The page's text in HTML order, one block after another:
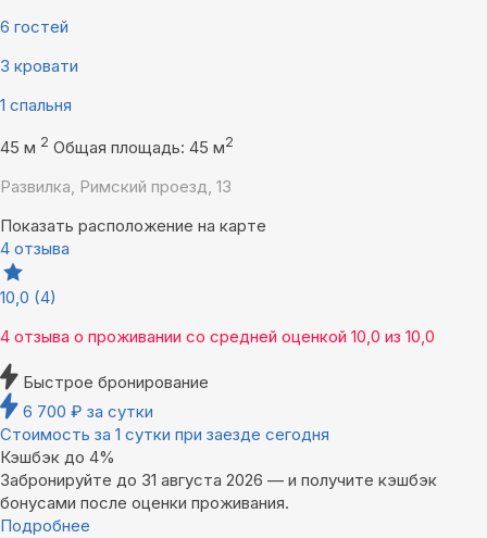
6 гостей
3 кровати
1 спальня
45 м 2 Общая площадь: 45 м2
Развилка, Римский проезд, 13
Показать расположение на карте
4 отзыва
10,0 (4)
4 отзыва о проживании со средней оценкой 10,0 из 10,0
Быстрое бронирование
6 700 ₽ за сутки
Стоимость за 1 сутки при заезде сегодня
Кэшбэк до 4%
Забронируйте до 31 августа 2026 — и получите кэшбэк
бонусами после оценки проживания.
Подробнее